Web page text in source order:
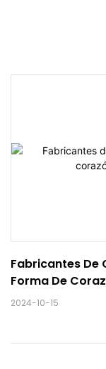
Fabricantes De
Forma De
2024-10-15